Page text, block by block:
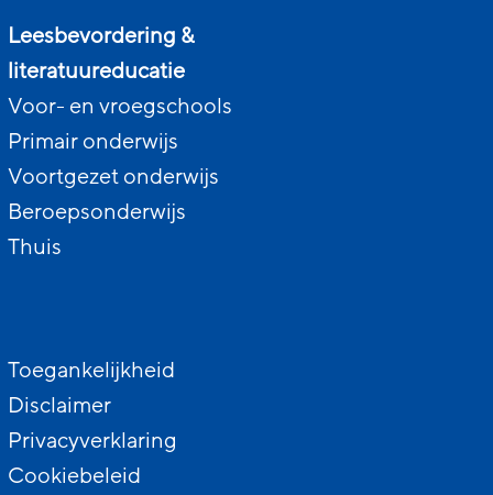
Leesbevordering &
literatuureducatie
Voor- en vroegschools
Primair onderwijs
Voortgezet onderwijs
Beroepsonderwijs
Thuis
Toegankelijkheid
Disclaimer
Privacyverklaring
Cookiebeleid